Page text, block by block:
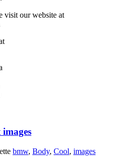
visit our website at
bmw, Body, Cool, images